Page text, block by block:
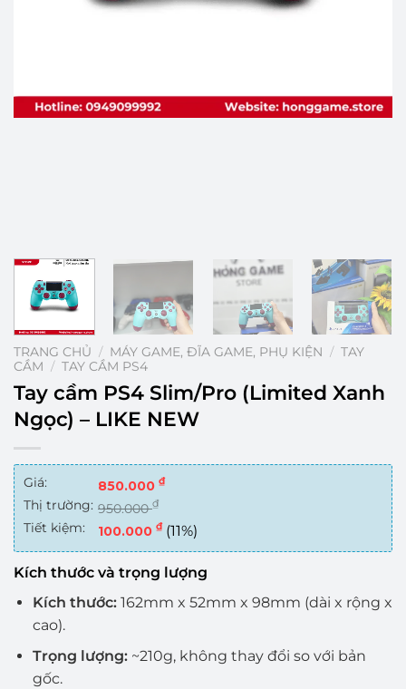
TRANG CHỦ / MÁY GAME, ĐĨA GAME, PHỤ KIỆN / TAY
CẦM / TAY CẦM PS4
Tay cầm PS4 Slim/Pro (Limited Xanh
Ngọc) – LIKE NEW
Giá: 850.000 ₫
Thị trường: 950.000₫
Tiết kiệm: 100.000 ₫ (11%)
Kích thước và trọng lượng
Kích thước:162mm x 52mm x 98mm (dài x rộng x
cao).
Trọng lượng:~210g, không thay đổi so với bản
gốc.